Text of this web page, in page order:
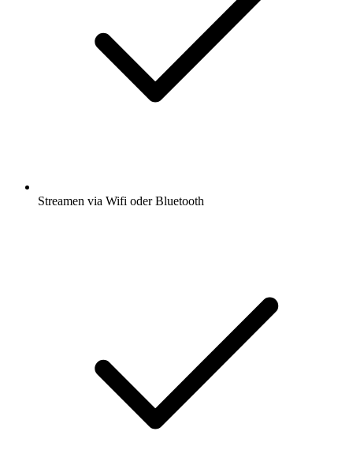
Streamen via Wifi oder Bluetooth